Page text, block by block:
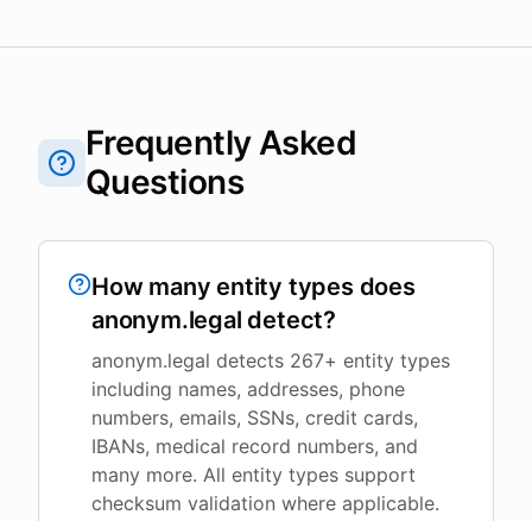
Frequently Asked
Questions
How many entity types does
anonym.legal detect?
anonym.legal detects 267+ entity types
including names, addresses, phone
numbers, emails, SSNs, credit cards,
IBANs, medical record numbers, and
many more. All entity types support
checksum validation where applicable.